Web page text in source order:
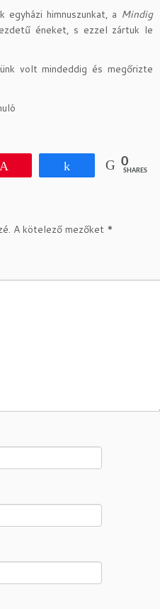
himnuszunkat, a Mindig
éneket, s ezzel zártuk le
volt mindeddig és megőrizte
Share 0
SHARES
A kötelező mezőket *